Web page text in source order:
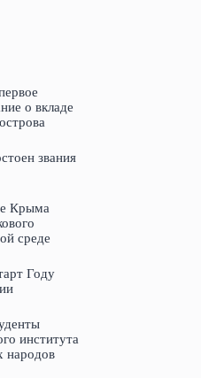
о вкладе
звания
Крыма
среде
Году
института
народов